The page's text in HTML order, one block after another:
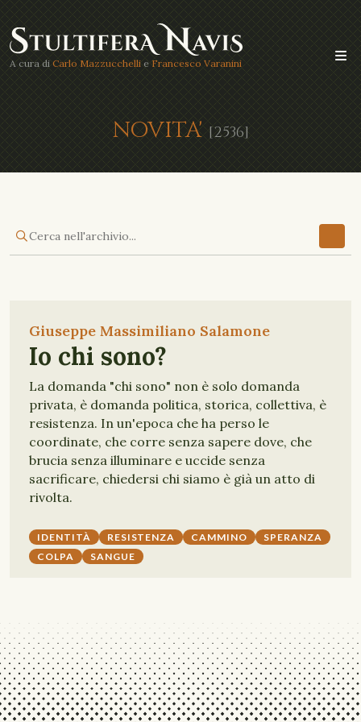
A cura di Carlo Mazzucchelli e Francesco Varanini
NOVITA' [2536]
Giuseppe Massimiliano Salamone
Io chi sono?
La domanda "chi sono" non è solo domanda
privata, è domanda politica, storica, collettiva, è
resistenza. In un'epoca che ha perso le
coordinate, che corre senza sapere dove, che
brucia senza illuminare e uccide senza
sacrificare, chiedersi chi siamo è già un atto di
rivolta.
IDENTITÀ RESISTENZA CAMMINO
SPERANZA
COLPA
SANGUE